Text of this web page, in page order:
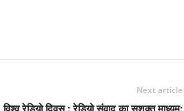
Next article
विश्व रेडियो दिवस : रेडियो संवाद का सशक्त माध्यम: